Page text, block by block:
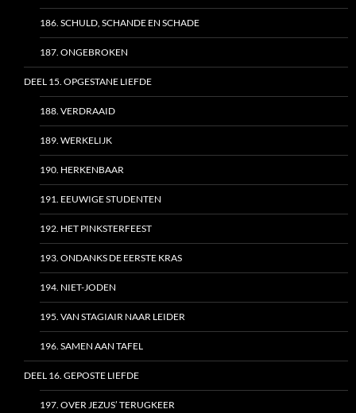
186. SCHULD, SCHANDE EN SCHADE
187. ONGEBROKEN
DEEL 15. OPGESTANE LIEFDE
188. VERDRAAID
189. WERKELIJK
190. HERKENBAAR
191. EEUWIGE STUDENTEN
192. HET PINKSTERFEEST
193. ONDANKS DE EERSTE KRAS
194. NIET-JODEN
195. VAN STAGIAIR NAAR LEIDER
196. SAMEN AAN TAFEL
DEEL 16. GEPOSTE LIEFDE
197. OVER JEZUS’ TERUGKEER